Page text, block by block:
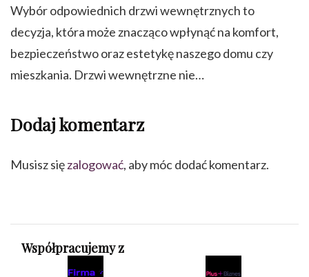
Wybór odpowiednich drzwi wewnętrznych to
decyzja, która może znacząco wpłynąć na komfort,
bezpieczeństwo oraz estetykę naszego domu czy
mieszkania. Drzwi wewnętrzne nie…
Dodaj komentarz
Musisz sięzalogować, aby móc dodać komentarz.
Współpracujemy z